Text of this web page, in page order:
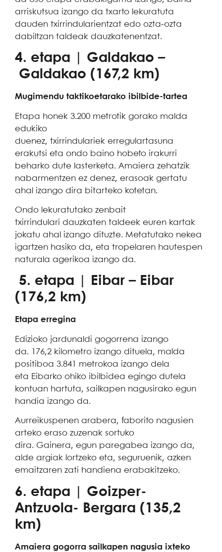
arriskutsua izango da txarto lekuratuta
dauden txirrindularientzat edo ozta-ozta
dabiltzan taldeak dauzkatenentzat.
4. etapa | Galdakao –
Galdakao (167,2 km)
Mugimendu taktikoetarako ibilbide-tartea
Etapa honek 3.200 metrotik gorako malda
edukiko
duenez, txirrindulariek erregulartasuna
erakutsi eta ondo baino hobeto irakurri
beharko dute lasterketa. Amaiera zehatzik
nabarmentzen ez denez, erasoak gertatu
ahal izango dira bitarteko kotetan.
Ondo lekuratutako zenbait
txirrindulari dauzkaten taldeek euren kartak
jokatu ahal izango dituzte. Metatutako nekea
igartzen hasiko da, eta tropelaren hautespen
naturala agerikoa izango da.
5. etapa | Eibar – Eibar
(176,2 km)
Etapa erregina
Edizioko jardunaldi gogorrena izango
da. 176,2 kilometro izango dituela, malda
positiboa 3.841 metrokoa izango dela
eta Eibarko ohiko ibilbidea egingo dutela
kontuan hartuta, sailkapen nagusirako egun
handia izango da.
Aurreikuspenen arabera, faborito nagusien
arteko eraso zuzenak sortuko
dira. Gainera, egun paregabea izango da,
alde argiak lortzeko eta, seguruenik, azken
emaitzaren zati handiena erabakitzeko.
6. etapa | Goizper-
Antzuola- Bergara (135,2
km)
Amaiera gogorra sailkapen nagusia ixteko